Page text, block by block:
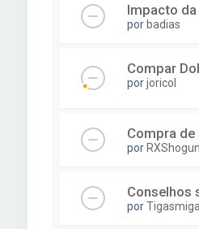
Impacto
por badias
Compar
porjoricol
Compra
por RXShogun
Conselhos
por